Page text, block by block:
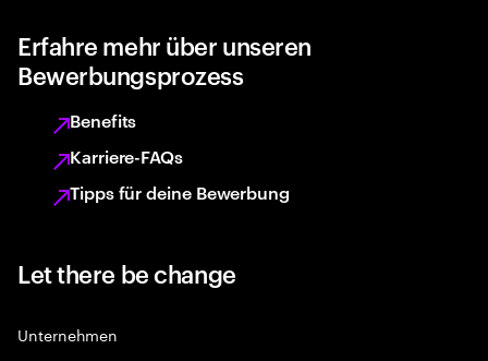
Erfahre mehr über unseren
Bewerbungsprozess
Benefits
Karriere-FAQs
Tipps für deine Bewerbung
Let there be change
Unternehmen